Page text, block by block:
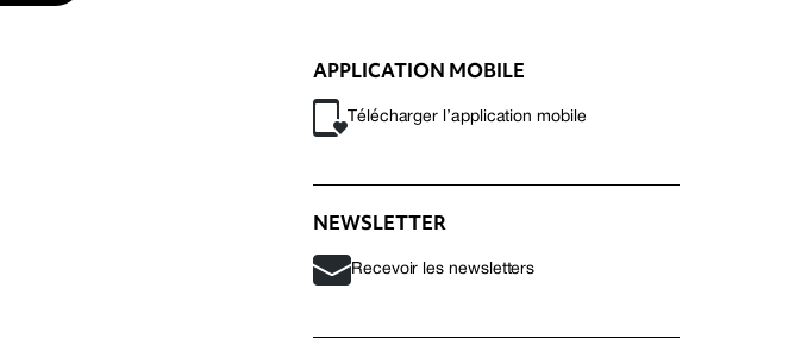
APPLICATION MOBILE
Télécharger l’application mobile
NEWSLETTER
Recevoir les newsletters